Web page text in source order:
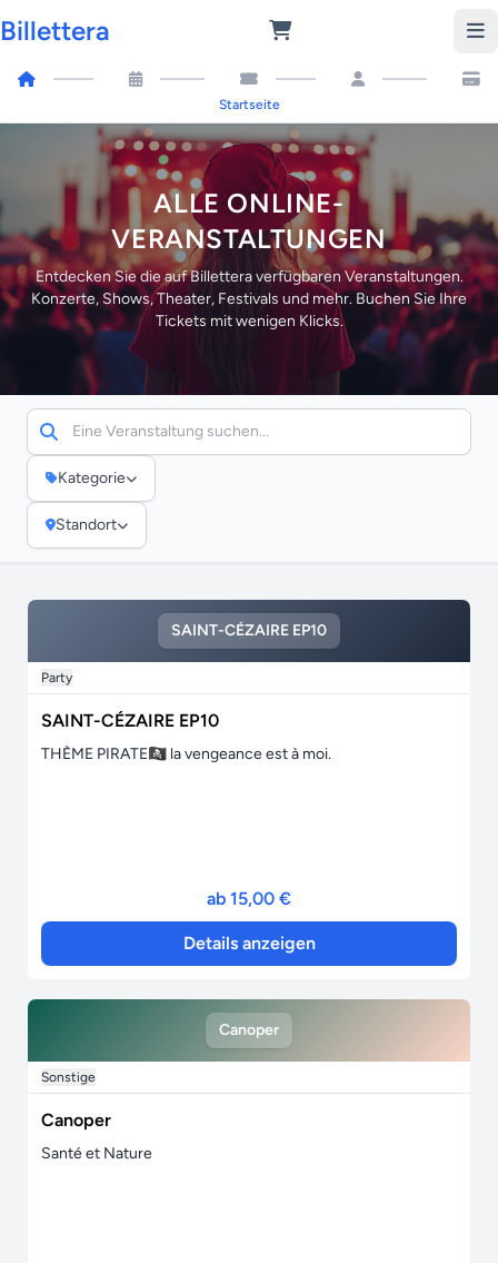
Billettera
Startseite
ALLE ONLINE-
VERANSTALTUNGEN
Entdecken Sie die auf Billettera verfügbaren Veranstaltungen.
Konzerte, Shows, Theater, Festivals und mehr. Buchen Sie Ihre
Tickets mit wenigen Klicks.
Kategorie
Standort
SAINT-CÉZAIRE EP10
Party
SAINT-CÉZAIRE EP10
THÈME PIRATE🏴‍☠️ la vengeance est à moi.
ab 15,00 €
Details anzeigen
Canoper
Sonstige
Canoper
Santé et Nature